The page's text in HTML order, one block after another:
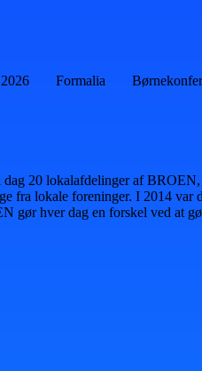
Formalia
20 lokalafdelinger af
fra lokale foreninger. I 2014
gør hver dag en forskel ved at